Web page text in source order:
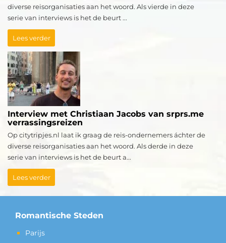
diverse reisorganisaties aan het woord. Als vierde in deze
serie van interviews is het de beurt ...
Lees verder
Interview met Christiaan Jacobs van srprs.me
verrassingsreizen
Op citytripjes.nl laat ik graag de reis-ondernemers áchter de
diverse reisorganisaties aan het woord. Als derde in deze
serie van interviews is het de beurt a...
Lees verder
Romantische Steden
Parijs